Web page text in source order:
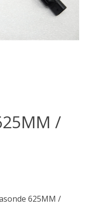
/
625MM /